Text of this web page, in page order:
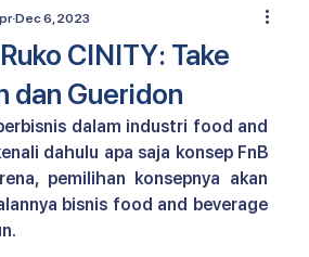
CINITY: Take
dan Gueridon
Dec 6, 2023
dalam industri food and
dahulu apa saja konsep FnB
pemilihan konsepnya akan
bisnis food and beverage